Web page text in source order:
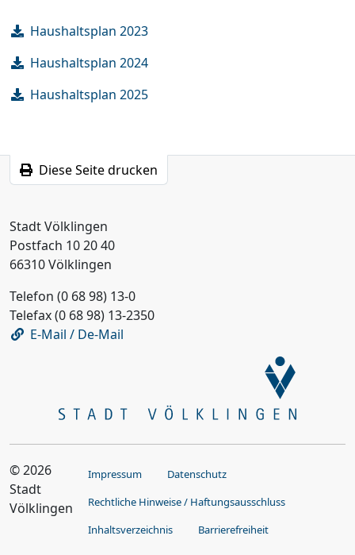
Haushaltsplan 2023
Haushaltsplan 2024
Haushaltsplan 2025
Diese Seite drucken
Stadt Völklingen
Postfach 10 20 40
66310 Völklingen
Telefon (0 68 98) 13-0
Telefax (0 68 98) 13-2350
E-Mail / De-Mail
© 2026
Stadt
Völklingen
Impressum
Datenschutz
Rechtliche Hinweise / Haftungsausschluss
Inhaltsverzeichnis
Barrierefreiheit